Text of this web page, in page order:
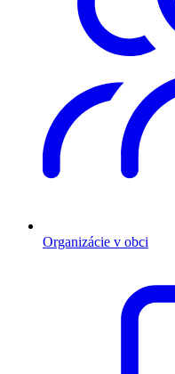
Organizácie v obci